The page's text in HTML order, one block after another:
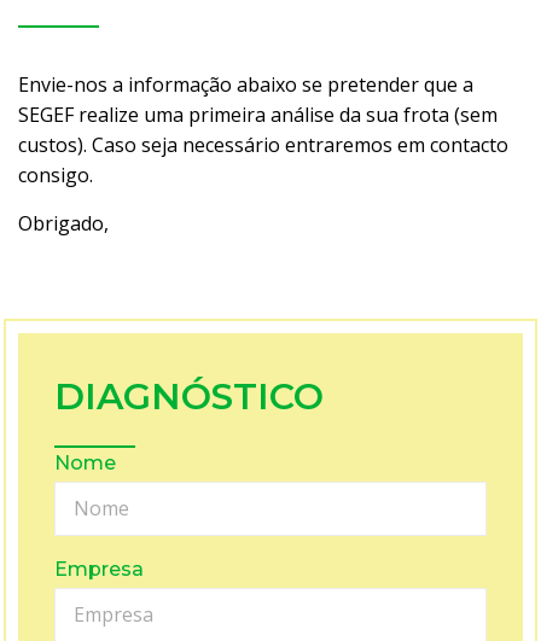
Envie-nos a informação abaixo se pretender que a
SEGEF realize uma primeira análise da sua frota (sem
custos). Caso seja necessário entraremos em contacto
consigo.
Obrigado,
DIAGNÓSTICO
Nome
Empresa